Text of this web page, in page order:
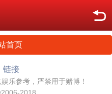
首页
链接
乐参考，严禁用于赌博！